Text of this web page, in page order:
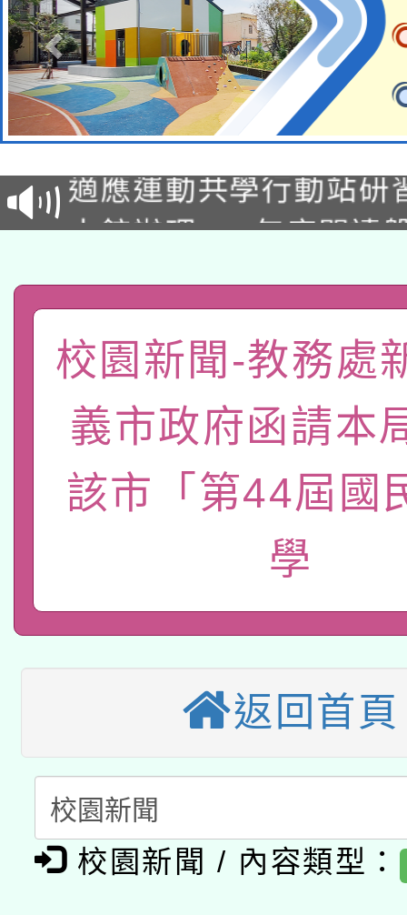
本校115學年度第2次
招甄選結果公告(無人
招)
適應運動共學行動站研
本館辦理115年度閱讀
礎課程
A3數位素養講師名單
「數位內容與教學軟體
pilot」
有關大陸委員會函釋公
薪期間赴陸應申請許可
轉知經濟部水利署委託
業技術研究院辦理「
用水績優單位及節水達
115年8月22日(星期六
桃園市孔廟祈福系列
2026年桃園地景藝術
本校115學年度第2次
招甄選結果公告(無人
適應運動共學行動站研
本館辦理115年度閱讀
暨閱讀推動專業研習
科技賦能─人工智慧
礎課程
A3數位素養講師名單
「數位內容與教學軟體
pilot」
有關大陸委員會函釋公
校園新聞-教務處
義市政府函請本
該市「第44屆國
學
返回首頁
校園新聞 / 內容類型：